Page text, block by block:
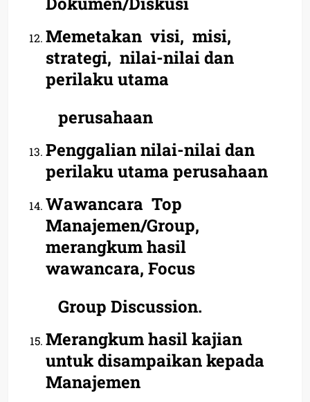
Memetakan visi, misi,
strategi, nilai-nilai dan
perilaku utama
perusahaan
Penggalian nilai-nilai dan
perilaku utama perusahaan
Wawancara Top
Manajemen/Group,
merangkum hasil
wawancara, Focus
Group Discussion.
Merangkum hasil kajian
untuk disampaikan kepada
Manajemen